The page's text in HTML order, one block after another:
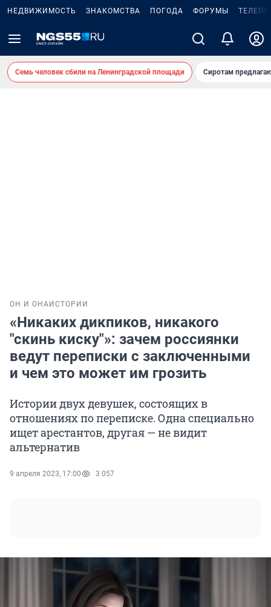
НЕДВИЖИМОСТЬ ЗНАКОМСТВА ПОГОДА ФОРУМЫ
Семь человек сбили на Ленинградской площади Сиротам
ОН И ОНА ИСТОРИИ
«Никаких дикпиков, никакого
"скинь киску"»: зачем россиянки
ведут переписки с заключенными
и чем это может им грозить
Истории двух девушек, состоящих в
отношениях по переписке. Одна специально
ищет арестантов, другая — не видит
альтернатив
9 апреля 2023, 17:00 3 057